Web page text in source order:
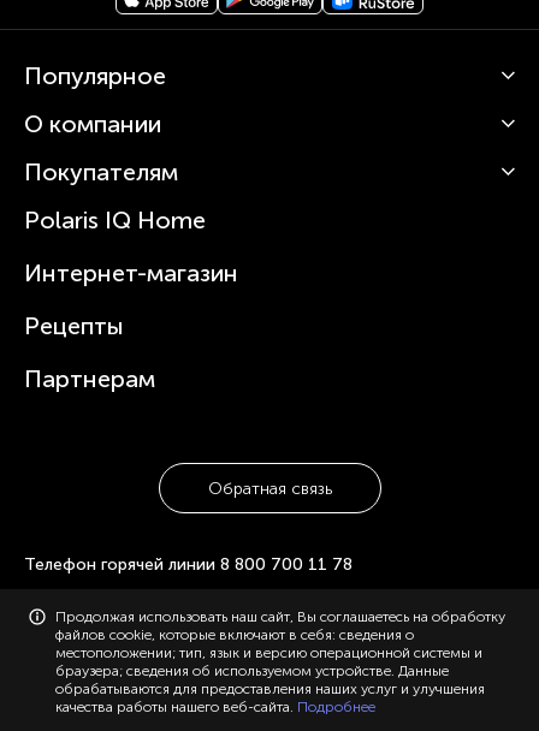
Популярное
Кофемашины
Вертикальные пылесосы
Зубные щетки и ирригаторы
Увлажнители
Посуда
О компании
О Polaris
Статьи
Покупателям
Сервисные центры
Где купить
Polaris IQ Home
Интернет-магазин
Рецепты
Партнерам
Обратная связь
Телефон горячей линии 8 800 700 11 78
© 2006-2026 «Polaris». Все права защищены. Использование
материалов с сайта polaris.ru возможно только с разрешения
администрации, с указанием активной ссылки на сайт.
Конфиденциальность
Карта сайта
Продолжая использовать наш сайт, Вы соглашаетесь на обработку
файлов cookie, которые включают в себя: сведения о
местоположении; тип, язык и версию операционной системы и
браузера; сведения об используемом устройстве. Данные
обрабатываются для предоставления наших услуг и улучшения
качества работы нашего веб-сайта. Подробнее